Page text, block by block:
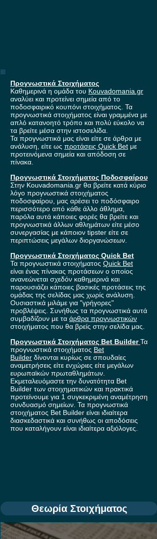
Προγνωστικά Στοιχήματος
Καθημερινά η ομάδα του Kouvadomania.gr
αναλύει και προτείνει σημεία από το
ποδοσφαιρικό κουπόνι στοιχήματος. Τα
προγνωστικά στοιχήματος είναι γραμμένα με
απλό κατανοητό τρόπο και πολύ εύκολο να
τα βρείτε μέσα στην ιστοσελίδα.
Τα προγνωστικά μας είναι είτε σε άρθρα με
ανάλυση, είτε ως προτάσεις Quick Bet με
προτεινόμενα σημεία και απόδοση σε
πίνακα.
Προγνωστικά Στοιχήματος Ποδοσφαίρου
Στην Kouvadomania.gr θα βρείτε κατά κύριο
λόγο προγνωστικά στοιχήματος
ποδοσφαίρου, μας αρέσει το ποδόσφαιρο
περισσότερο από κάθε άλλο άθλημα,
παρόλα αυτά κάποιες φορές θα βρείτε και
προγνωστικά άλλων αθλημάτων είτε μέσο
συνεργασίας με κάποιον tipster είτε σε
περιπτώσεις μεγάλων διοργανώσεων.
Προγνωστικά Στοιχήματος Quick Bet
Τα προγνωστικά στοιχήματος Quick Bet
είναι ένας πίνακας προτάσεων ο οποίος
ανανεώνεται σχεδόν καθημερινά και
παρουσιάζει κάποιες βασικές προτάσεις της
ομάδας της σελίδας μας χωρίς ανάλυση.
Ουσιαστικά μιλάμε για "γρήγορες"
προβλέψεις. Συνήθως τα προγνωστικά αυτά
συμβαδίζουν με τα άρθρα προγνωστικών
στοιχήματος που θα βρείς στην σελίδα μας.
Προγνωστικά Στοιχήματος Bet BuilderΤα
προγνωστικά στοιχήματος Bet
Builder δίνονται κυρίως σε σπουδαίες
αναμετρήσεις είτε ενχώριες είτε μεγάλων
ευρωπαϊκών πρωταθλημάτων.
Εκμεταλευόμαστε την δυνατότητα Bet
Builder των στοιχηματικών και πρακτικά
προτείνουμε για 1 συγκεκριμένη αναμέτρηση
συνδυασμό σημείων. Τα προγνωστικά
στοιχήματος Bet Builder είναι ιδιαίτερα
διασκεδαστικά και συνήθως οι αποδόσεις
που καταλήγουν είναι ιδιαίτερα αξιόλογες.
Θεωρία Στοιχήματος